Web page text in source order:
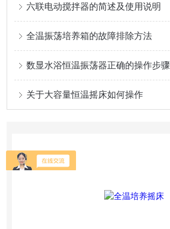
六联电动搅拌器的简述及使用说明
全温振荡培养箱的故障排除方法
数显水浴恒温振荡器正确的操作步骤
关于大容量恒温摇床如何操作